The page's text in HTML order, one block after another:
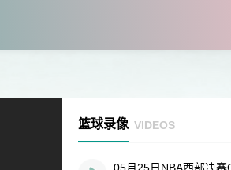
篮球录像 VIDEOS